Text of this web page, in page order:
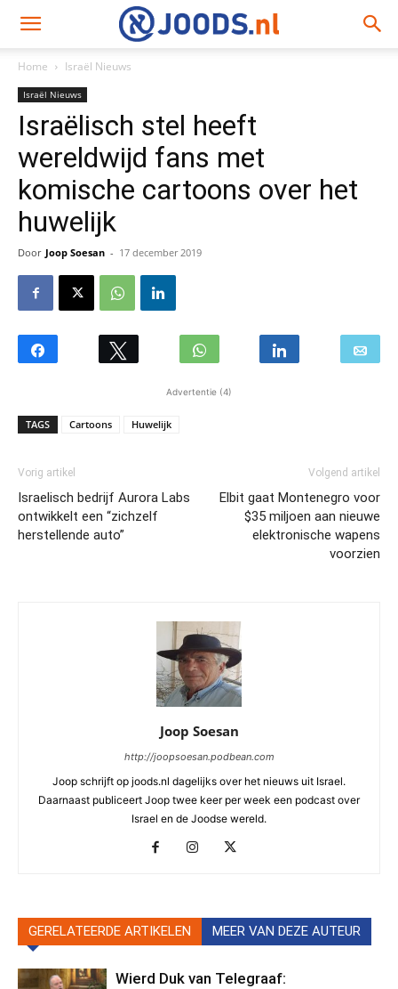
Home Israël Nieuws
Israël Nieuws
Israëlisch stel heeft
wereldwijd fans met
komische cartoons over het
huwelijk
Door Joop Soesan - 17 december 2019
Advertentie (4)
TAGS Cartoons Huwelijk
Vorig artikel
Israelisch bedrijf Aurora Labs
ontwikkelt een “zichzelf
herstellende auto”
Volgend artikel
Elbit gaat Montenegro voor
$35 miljoen aan nieuwe
elektronische wapens
voorzien
Joop Soesan
http://joopsoesan.podbean.com
Joop schrijft op joods.nl dagelijks over het nieuws uit Israel.
Daarnaast publiceert Joop twee keer per week een podcast over
Israel en de Joodse wereld.
GERELATEERDE ARTIKELEN MEER VAN DEZE AUTEUR
Wierd Duk van Telegraaf: